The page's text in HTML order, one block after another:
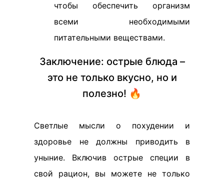
чтобы обеспечить организм
всеми необходимыми
питательными веществами.
Заключение: острые блюда –
это не только вкусно, но и
полезно! 🔥
Светлые мысли о похудении и
здоровье не должны приводить в
уныние. Включив острые специи в
свой рацион, вы можете не только